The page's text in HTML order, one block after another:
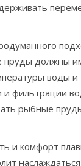
пруды должны
воды и
и фильтрации
рыбные
и комфорт